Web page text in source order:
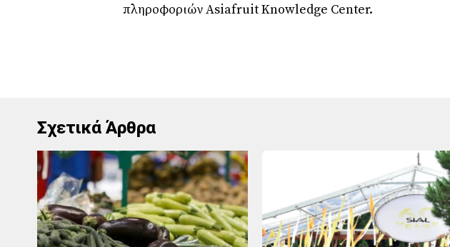
πληροφοριών Asiafruit Knowledge Center.
Σχετικά Άρθρα